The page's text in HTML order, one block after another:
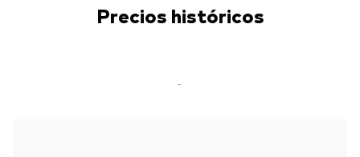
Precios históricos
-